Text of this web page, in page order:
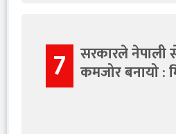
7 सरकारले नेपाली
कमजोर बनायो :